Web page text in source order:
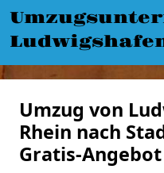
Umzug von
Rhein nach
Gratis-Angebot